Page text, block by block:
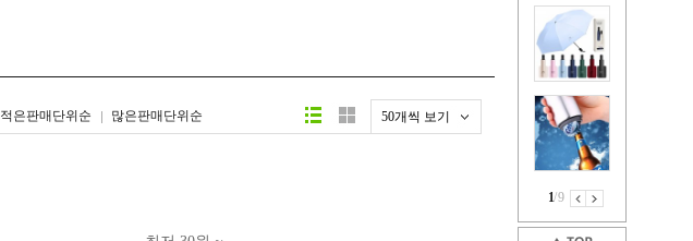
1/9
적은판매단위순 많은판매단위순 50개씩 보기